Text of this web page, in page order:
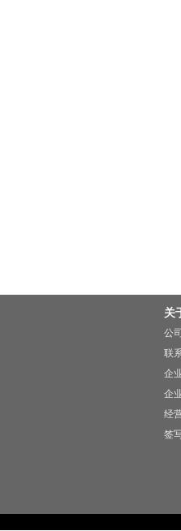
关
公
联
企
企
经
签